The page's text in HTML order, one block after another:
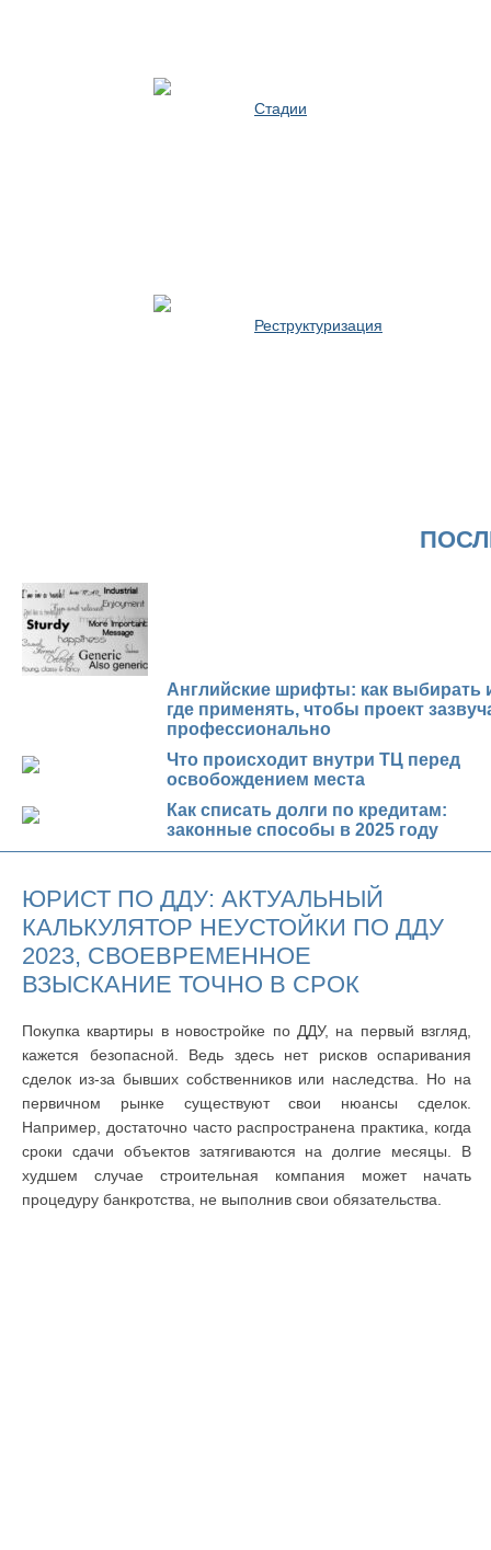
Стадии
Реструктуризация
Английские шрифты: как выбирать
где применять, чтобы проект
профессионально
Что происходит внутри ТЦ перед
освобождением места
Как списать долги по кредитам:
законные способы в 2025 году
ЮРИСТ ПО ДДУ: АКТУАЛЬНЫЙ
КАЛЬКУЛЯТОР НЕУСТОЙКИ ПО ДДУ
2023, СВОЕВРЕМЕННОЕ
ВЗЫСКАНИЕ ТОЧНО В СРОК
Покупка квартиры в новостройке по ДДУ, на первый взгляд,
кажется безопасной. Ведь здесь нет рисков оспаривания
сделок из-за бывших собственников или наследства. Но на
первичном рынке существуют свои нюансы сделок.
Например, достаточно часто распространена практика, когда
сроки сдачи объектов затягиваются на долгие месяцы. В
худшем случае строительная компания может начать
процедуру банкротства, не выполнив свои обязательства.